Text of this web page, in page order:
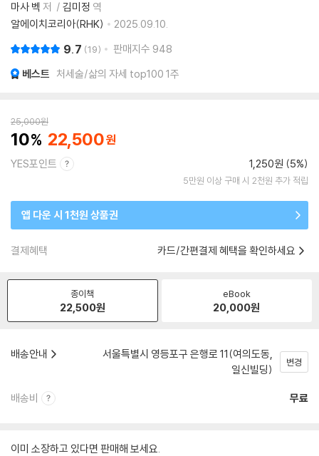
마사 벡 저 김미정 역
알에이치코리아(RHK)
2025.09.10.
9.7 19 판매지수 948
베스트 처세술/삶의 자세 top100 1주
25,000원
10 22,500
YES포인트 1,250원 (5%)
5만원 이상 구매 시 2천원 추가 적립
앱 다운 시 1천원 상품권
결제혜택 카드/간편결제 혜택을 확인하세요
종이책
22,500원
eBook
20,000원
배송안내
서울특별시 영등포구 은행로 11(여의도동,
일신빌딩)
변경
배송비 무료
이미 소장하고 있다면 판매해 보세요.